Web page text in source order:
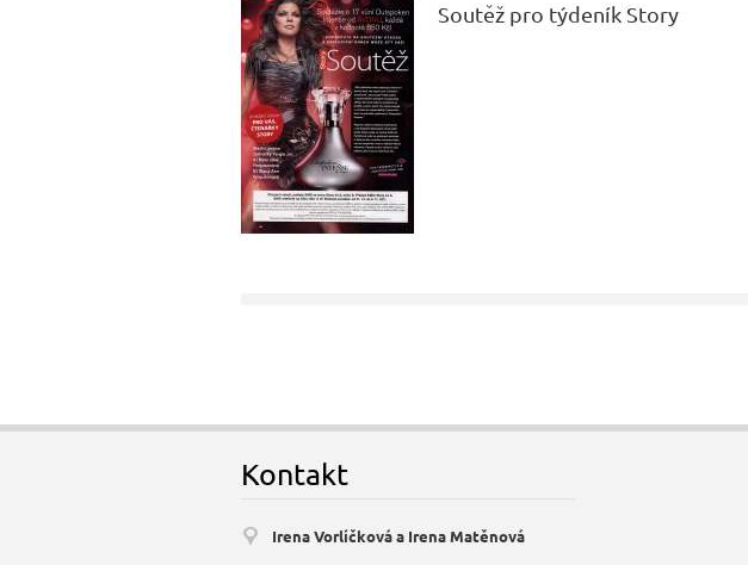
Soutěž pro týdeník Story
Kontakt
Irena Vorlíčková a Irena Matěnová